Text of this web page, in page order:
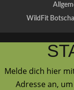
WildFit
Melde dich hier
Adresse an,